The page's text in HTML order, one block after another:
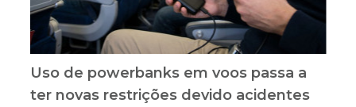
Uso de powerbanks em voos passa a
ter novas restrições devido acidentes